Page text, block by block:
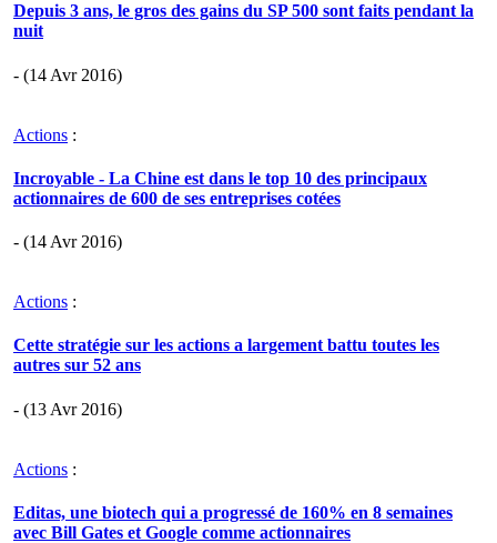
Depuis 3 ans, le gros des gains du SP 500 sont faits pendant la
nuit
- (14 Avr 2016)
Actions :
Incroyable - La Chine est dans le top 10 des principaux
actionnaires de 600 de ses entreprises cotées
- (14 Avr 2016)
Actions :
Cette stratégie sur les actions a largement battu toutes les
autres sur 52 ans
- (13 Avr 2016)
Actions :
Editas, une biotech qui a progressé de 160% en 8 semaines
avec Bill Gates et Google comme actionnaires